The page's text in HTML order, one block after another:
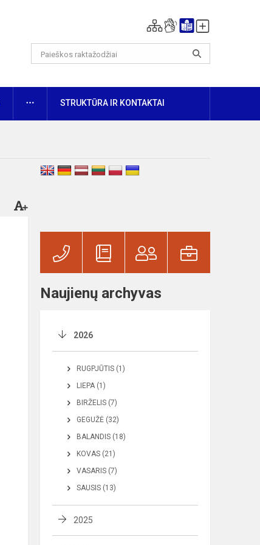
DAUGIAUSTRUKTŪRA IR KONTAKTAI
Naujienų archyvas
2026
RUGPJŪTIS (1)
LIEPA (1)
BIRŽELIS (7)
GEGUŽĖ (32)
BALANDIS (18)
KOVAS (21)
VASARIS (7)
SAUSIS (13)
2025